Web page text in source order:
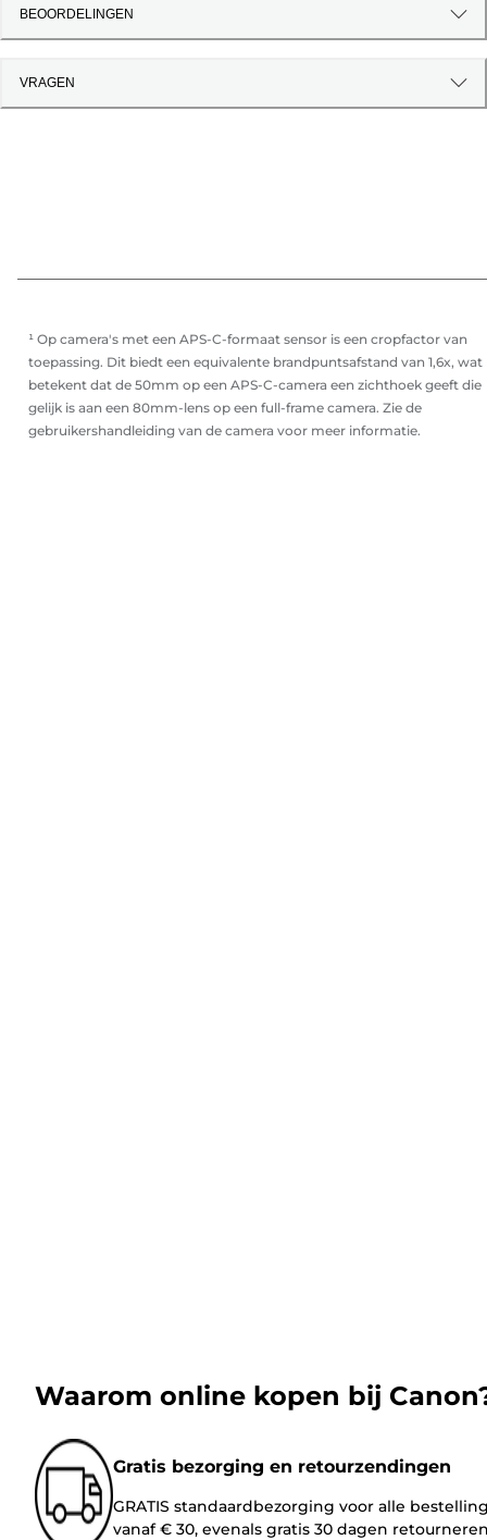
BEOORDELINGEN
VRAGEN
¹ Op camera's met een APS-C-formaat sensor is een cropfactor van
toepassing. Dit biedt een equivalente brandpuntsafstand van 1,6x, wat
betekent dat de 50mm op een APS-C-camera een zichthoek geeft die
gelijk is aan een 80mm-lens op een full-frame camera. Zie de
gebruikershandleiding van de camera voor meer informatie.
Waarom online kopen bij
Gratis bezorging en retourzendingen
GRATIS standaardbezorging voor alle
vanaf € 30, evenals gratis 30 dagen